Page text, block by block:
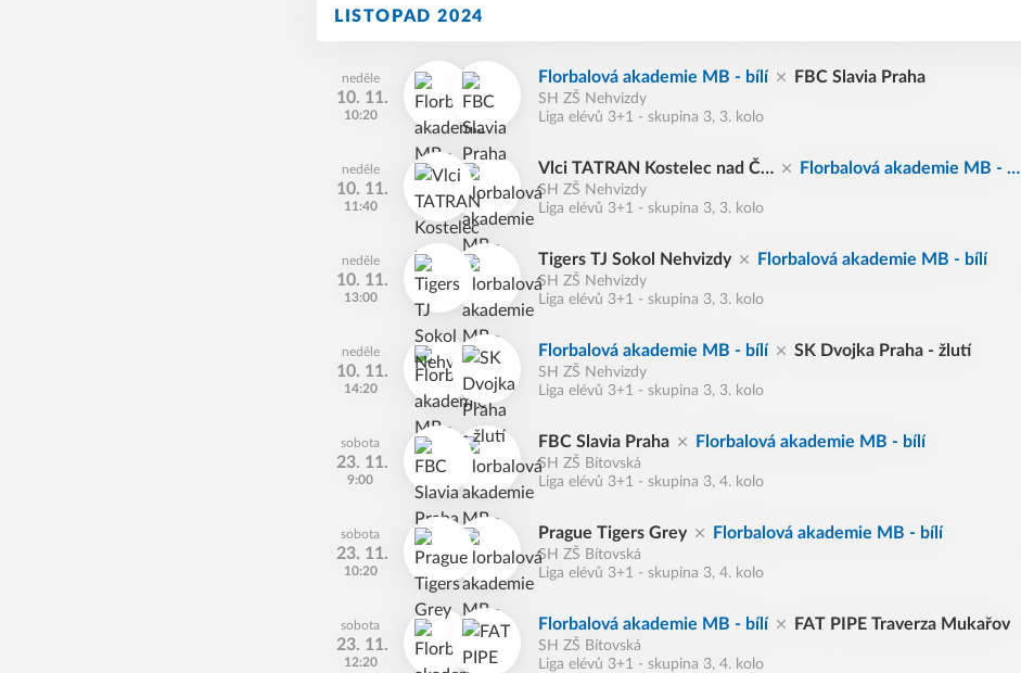
LISTOPAD 2024
neděle
10. 11.
10:20
Florbalová akademie MB - bílí FBC Slavia Praha
SH ZŠ Nehvizdy
Liga elévů 3+1 - skupina 3, 3. kolo
neděle
10. 11.
11:40
Vlci TATRAN Kostelec nad Č.
L.
Florbalová akademie MB - bíl
SH ZŠ Nehvizdy
Liga elévů 3+1 - skupina 3, 3. kolo
neděle
10. 11.
13:00
Tigers TJ Sokol Nehvizdy Florbalová akademie MB - bílí
SH ZŠ Nehvizdy
Liga elévů 3+1 - skupina 3, 3. kolo
neděle
10. 11.
14:20
Florbalová akademie MB - bílí SK Dvojka Praha - žlutí
SH ZŠ Nehvizdy
Liga elévů 3+1 - skupina 3, 3. kolo
sobota
23. 11.
9:00
FBC Slavia Praha Florbalová akademie MB - bílí
SH ZŠ Bítovská
Liga elévů 3+1 - skupina 3, 4. kolo
sobota
23. 11.
10:20
Prague Tigers Grey Florbalová akademie MB - bílí
SH ZŠ Bítovská
Liga elévů 3+1 - skupina 3, 4. kolo
sobota
23. 11.
12:20
Florbalová akademie MB - bílí FAT PIPE Traverza Mukařov
SH ZŠ Bítovská
Liga elévů 3+1 - skupina 3, 4. kolo